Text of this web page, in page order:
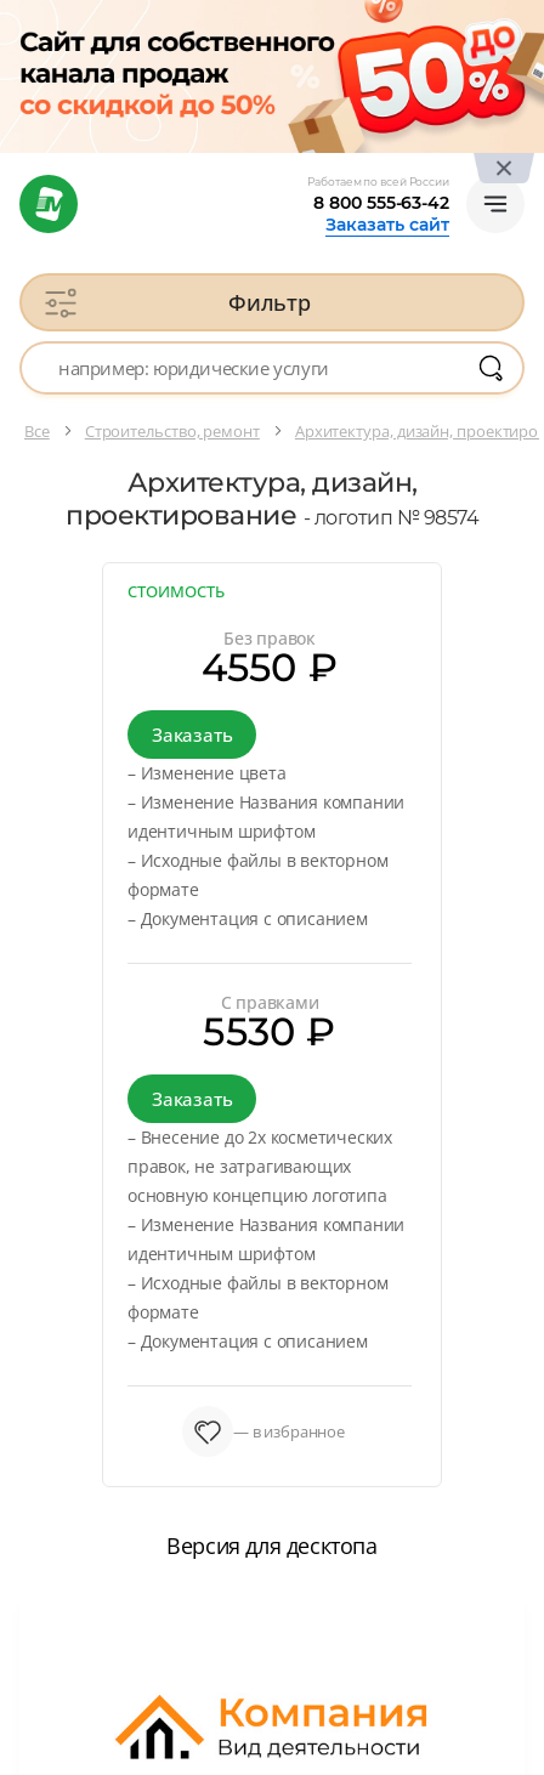
Работаем по всей России
8 800 555-63-42
Заказать сайт
Фильтр
Все Строительство, ремонт Архитектура, дизайн,
Архитектура, дизайн,
проектирование - логотип № 98574
СТОИМОСТЬ
Без правок
4550 ₽
Заказать
– Изменение цвета
– Изменение Названия компании
идентичным шрифтом
– Исходные файлы в векторном
формате
– Документация с описанием
С правками
5530 ₽
Заказать
– Внесение до 2х косметических
правок, не затрагивающих
основную концепцию логотипа
– Изменение Названия компании
идентичным шрифтом
– Исходные файлы в векторном
формате
– Документация с описанием
— в избранное
Версия для десктопа